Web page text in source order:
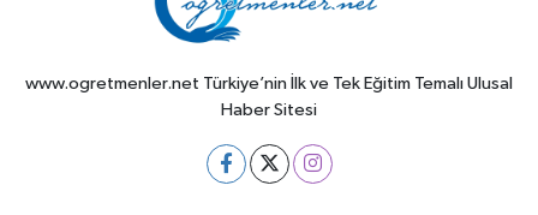
www.ogretmenler.net Türkiye’nin İlk ve Tek Eğitim Temalı Ulusal
Haber Sitesi